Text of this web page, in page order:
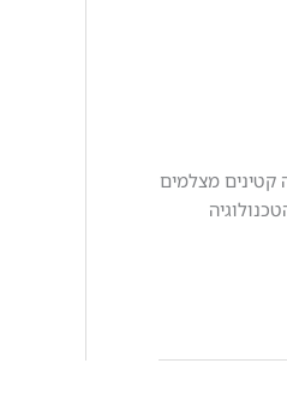
דאגה, שבה קטינים מצלמים